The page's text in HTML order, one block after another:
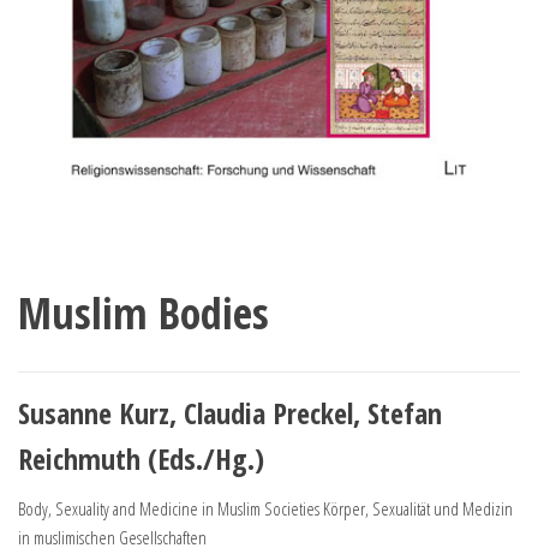
Muslim Bodies
Susanne Kurz, Claudia Preckel, Stefan
Reichmuth (Eds./Hg.)
Body, Sexuality and Medicine in Muslim Societies Körper, Sexualität und Medizin
in muslimischen Gesellschaften